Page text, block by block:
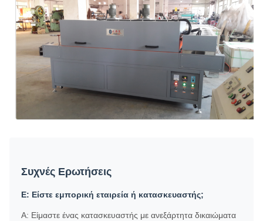
Συχνές Ερωτήσεις
Ε: Είστε εμπορική εταιρεία ή κατασκευαστής;
Α: Είμαστε ένας κατασκευαστής με ανεξάρτητα δικαιώματα